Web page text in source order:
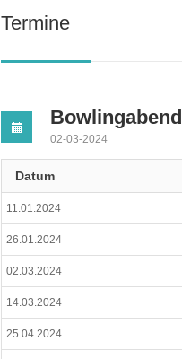
Termine
Bowlingabend
02-03-2024
Datum
11.01.2024
26.01.2024
02.03.2024
14.03.2024
25.04.2024